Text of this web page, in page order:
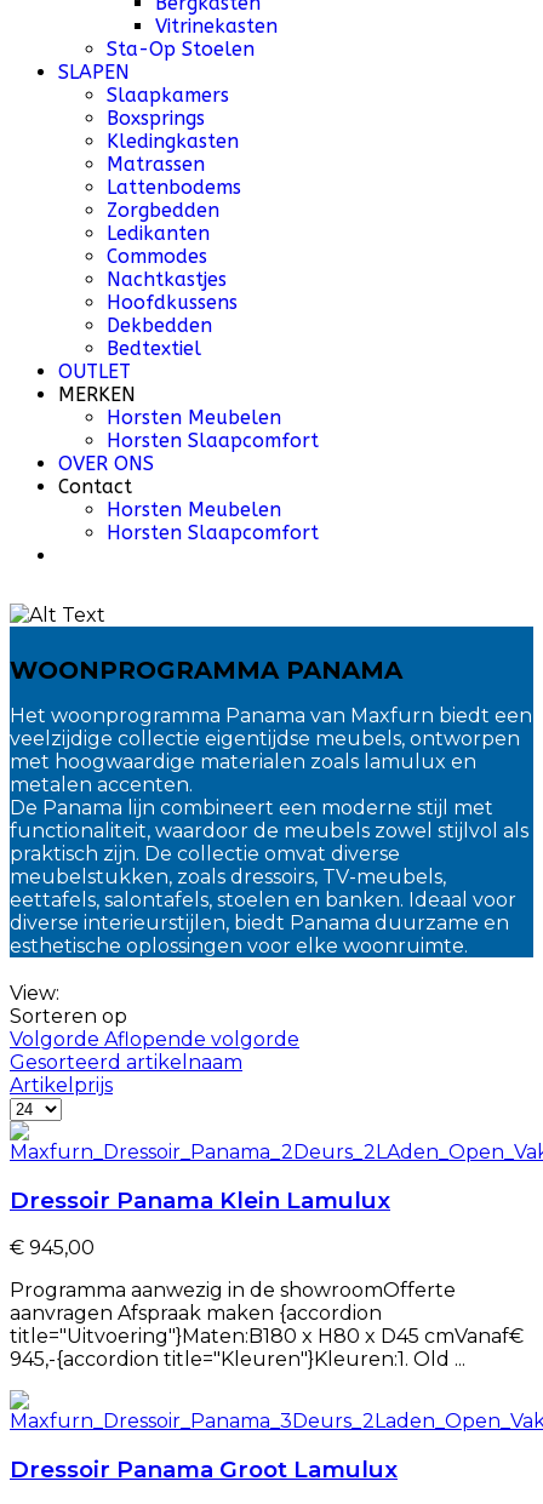
Vitrinekasten
Sta-Op Stoelen
SLAPEN
Slaapkamers
Boxsprings
Kledingkasten
Matrassen
Lattenbodems
Zorgbedden
Ledikanten
Commodes
Nachtkastjes
Hoofdkussens
Dekbedden
Bedtextiel
OUTLET
MERKEN
Horsten Meubelen
Horsten Slaapcomfort
OVER ONS
Contact
Horsten Meubelen
Horsten Slaapcomfort
WOONPROGRAMMA PANAMA
Het woonprogramma Panama van Maxfurn biedt een
veelzijdige collectie eigentijdse meubels, ontworpen
met hoogwaardige materialen zoals lamulux en
metalen accenten.
De Panama lijn combineert een moderne stijl met
functionaliteit, waardoor de meubels zowel stijlvol als
praktisch zijn. De collectie omvat diverse
meubelstukken, zoals dressoirs, TV-meubels,
eettafels, salontafels, stoelen en banken. Ideaal voor
diverse interieurstijlen, biedt Panama duurzame en
esthetische oplossingen voor elke woonruimte.
View:
Sorteren op
Volgorde Aflopende volgorde
Gesorteerd artikelnaam
Artikelprijs
Dressoir Panama Klein Lamulux
€ 945,00
Programma aanwezig in de showroomOfferte
aanvragen Afspraak maken {accordion
title="Uitvoering"}Maten:B180 x H80 x D45 cmVanaf€
945,-{accordion title="Kleuren"}Kleuren:1. Old ...
Dressoir Panama Groot Lamulux